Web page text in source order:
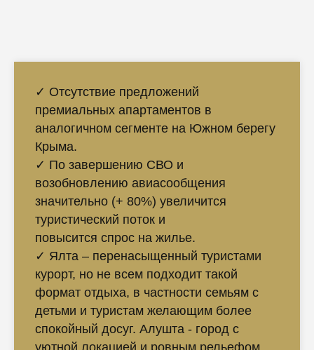
✓ Отсутствие предложений
премиальных апартаментов в
аналогичном сегменте на Южном берегу
Крыма.
✓ По завершению СВО и
возобновлению авиасообщения
значительно (+ 80%) увеличится
туристический поток и
повысится спрос на жилье.
✓ Ялта – перенасыщенный туристами
курорт, но не всем подходит такой
формат отдыха, в частности семьям с
детьми и туристам желающим более
спокойный досуг. Алушта - город с
уютной локацией и ровным рельефом,